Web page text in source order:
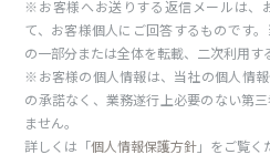
※お客様へお送りする返信メールは、
て、お客様個人にご回答するものです
の一部分または全体を転載、二次利用す
※お客様の個人情報は、当社の個人情
の承諾なく、業務遂行上必要のない第
ません。
詳しくは「個人情報保護方針」をご覧く